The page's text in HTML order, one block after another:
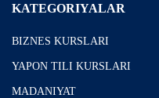
KATEGORIYALAR
BIZNES KURSLARI
YAPON TILI KURSLARI
MADANIYAT